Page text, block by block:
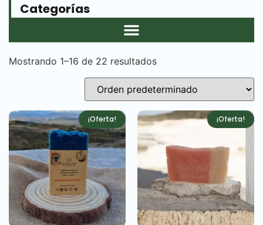
Categorías
Mostrando 1–16 de 22 resultados
¡Oferta! ¡Oferta!